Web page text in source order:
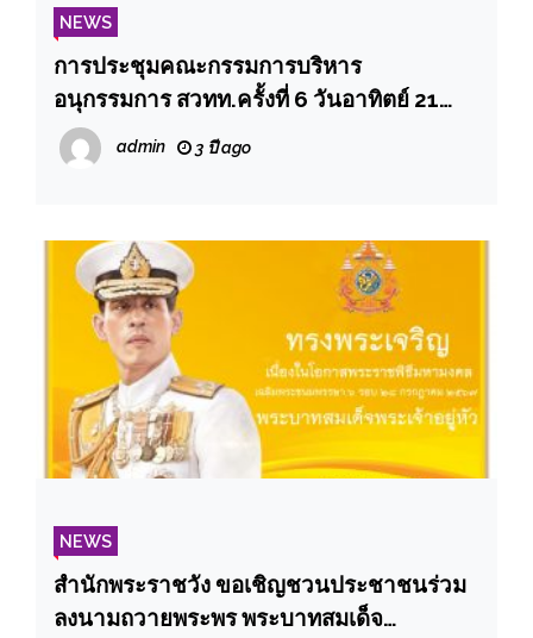
NEWS
การประชุมคณะกรรมการบริหาร
อนุกรรมการ สวทท.ครั้งที่ 6 วันอาทิตย์ 21
มกราคม 2567 เริ่มประชุม เวลา 13.00 น.
ห้องออนไลน์ ทาง Google Meet
admin 3 ปี ago
NEWS
สำนักพระราชวัง ขอเชิญชวนประชาชนร่วม
ลงนามถวายพระพร พระบาทสมเด็จ